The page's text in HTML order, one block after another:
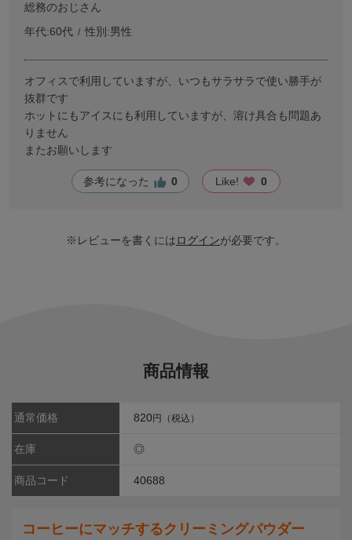
総務のおじさん
年代:60代 性別:男性
オフィスで利用していますが、いつもサラサラで使い勝手が
抜群です
ホットにもアイスにも利用していますが、溶け具合も問題あ
りません
またお願いします
参考になった 0 Like! 0
※レビューを書くにはログインが必要です。
商品情報
通常価格 820円（税込）
在庫 ◎
商品コード 40688
コーヒーにマッチするクリーミングパウダー